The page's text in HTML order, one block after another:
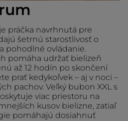
práčka navrhnutá pre
šetrnú starostlivosť o
pohodlné ovládanie.
pomáha udržať bielizeň
až 12 hodín po skončení
prať kedykoľvek – aj v noci –
pachov. Veľký bubon XXL s
viac priestoru na
kusov bielizne, zatiaľ
pomáhajú dosiahnuť